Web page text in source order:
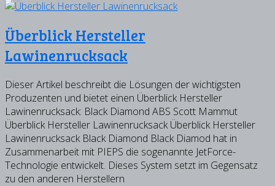
Überblick Hersteller
Lawinenrucksack
Dieser Artikel beschreibt die Lösungen der wichtigsten
Produzenten und bietet einen Überblick Hersteller
Lawinenrucksack: Black Diamond ABS Scott Mammut
Überblick Hersteller Lawinenrucksack Überblick Hersteller
Lawinenrucksack Black Diamond Black Diamod hat in
Zusammenarbeit mit PIEPS die sogenannte JetForce-
Technologie entwickelt. Dieses System setzt im Gegensatz
zu den anderen Herstellern